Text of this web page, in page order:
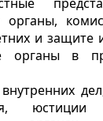
органы,
и защите
органы в